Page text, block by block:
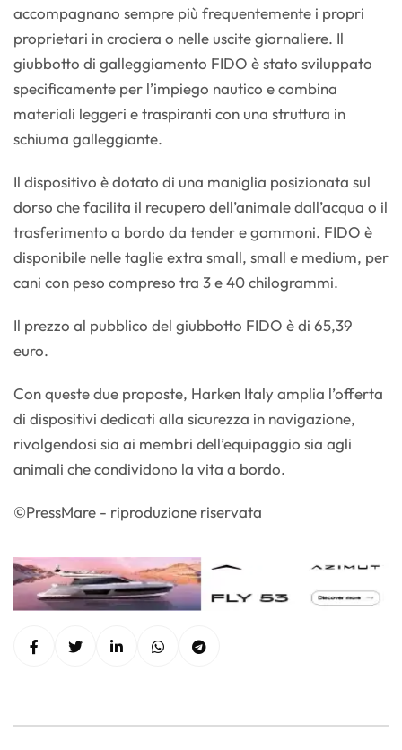
accompagnano sempre più frequentemente i propri
proprietari in crociera o nelle uscite giornaliere. Il
giubbotto di galleggiamento FIDO è stato sviluppato
specificamente per l’impiego nautico e combina
materiali leggeri e traspiranti con una struttura in
schiuma galleggiante.
Il dispositivo è dotato di una maniglia posizionata sul
dorso che facilita il recupero dell’animale dall’acqua o il
trasferimento a bordo da tender e gommoni. FIDO è
disponibile nelle taglie extra small, small e medium, per
cani con peso compreso tra 3 e 40 chilogrammi.
Il prezzo al pubblico del giubbotto FIDO è di 65,39
euro.
Con queste due proposte, Harken Italy amplia l’offerta
di dispositivi dedicati alla sicurezza in navigazione,
rivolgendosi sia ai membri dell’equipaggio sia agli
animali che condividono la vita a bordo.
©PressMare - riproduzione riservata